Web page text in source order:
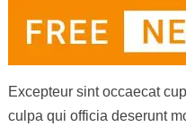
Excepteur sint occaecat
culpa qui officia deserunt